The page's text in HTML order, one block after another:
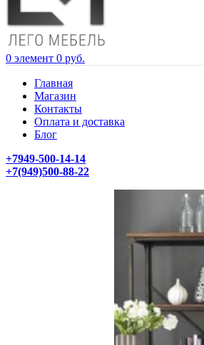
0 элемент 0 руб.
Главная
Магазин
Контакты
Оплата и доставка
Блог
+7949-500-14-14
+7(949)500-88-22